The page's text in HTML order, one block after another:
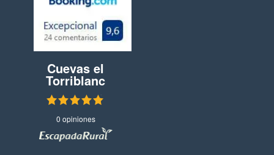
Cuevas el
Torriblanc
o
0 opiniones